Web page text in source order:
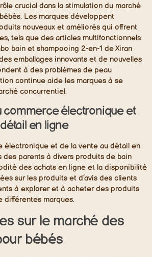
crucial dans la stimulation du marché
Les marques développent
nouveaux et améliorés qui offrent
tels que des articles multifonctionnels
bain et shampooing 2-en-1 de Xiran
emballages innovants et de nouvelles
à des problèmes de peau
continue aide les marques à se
concurrentiel.
commerce électronique et
en ligne
électronique et de la vente au détail en
des parents à divers produits de bain
des achats en ligne et la disponibilité
sur les produits et d’avis des clients
à explorer et à acheter des produits
différentes marques.
sur le marché des
bébés